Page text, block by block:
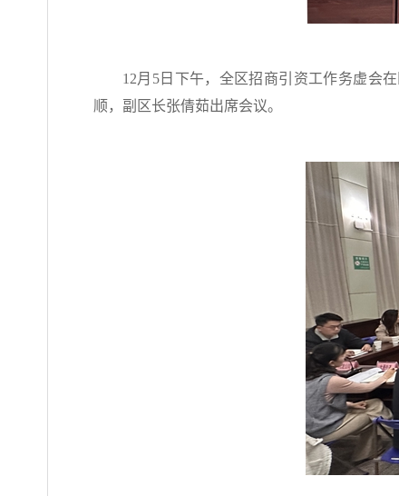
12月5日下午，全区招商引资工作务虚会
顺，副区长张倩茹出席会议。